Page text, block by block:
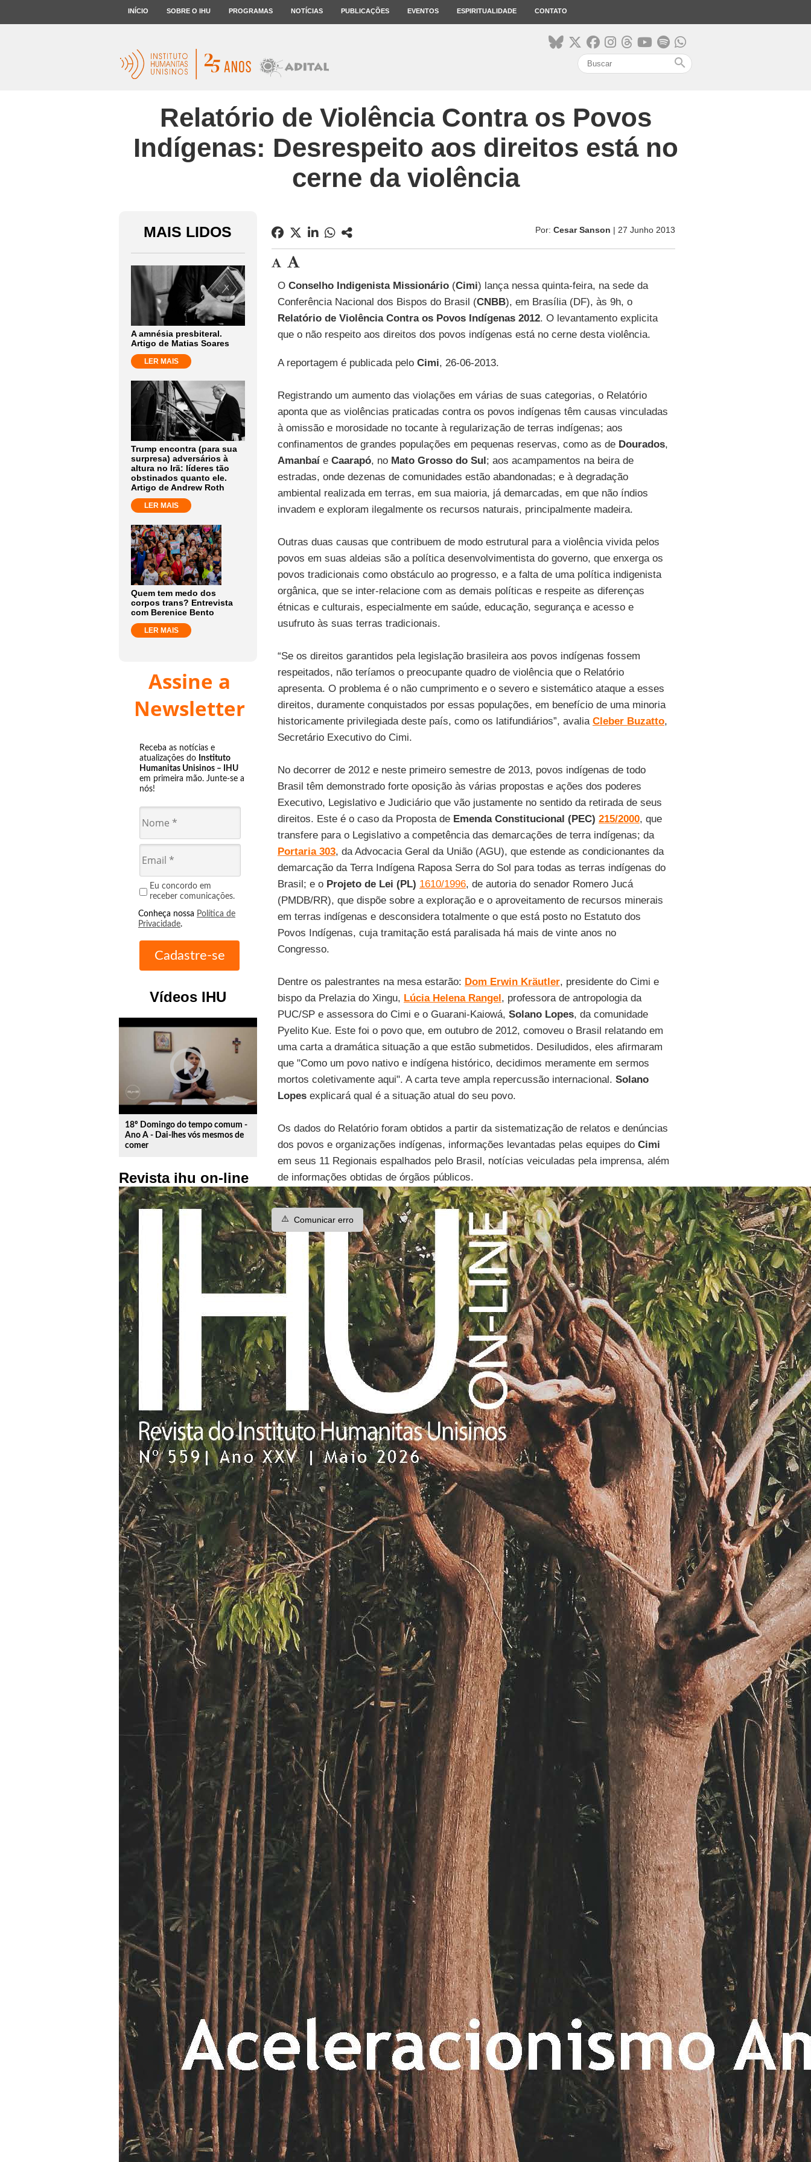
INÍCIO SOBRE O IHU PROGRAMAS NOTÍCIAS PUBLICAÇÕES EVENTOS ESPIRITUALIDADE CONTATO
search
Relatório de Violência Contra os Povos
Indígenas: Desrespeito aos direitos está no
cerne da violência
MAIS LIDOS
A amnésia presbiteral.
Artigo de Matias Soares
LER MAIS
Trump encontra (para sua
surpresa) adversários à
altura no Irã: líderes tão
obstinados quanto ele.
Artigo de Andrew Roth
LER MAIS
Quem tem medo dos
corpos trans? Entrevista
com Berenice Bento
LER MAIS
Assine a
Newsletter
Receba as notícias e
atualizações do Instituto
Humanitas Unisinos – IHU
em primeira mão. Junte-se a
nós!
Eu concordo em
receber comunicações.
Conheça nossa Política de
Privacidade.
Vídeos IHU
play_circle_outline
18º Domingo do tempo comum -
Ano A - Dai-lhes vós mesmos de
comer
Revista ihu on-line
Por: Cesar Sanson | 27 Junho 2013
O Conselho Indigenista Missionário(Cimi) lança nessa quinta-feira, na sede da
Conferência Nacional dos Bispos do Brasil (CNBB), em Brasília (DF), às 9h, o
Relatório de Violência Contra os Povos Indígenas 2012. O levantamento explicita
que o não respeito aos direitos dos povos indígenas está no cerne desta violência.
A reportagem é publicada pelo Cimi, 26-06-2013.
Registrando um aumento das violações em várias de suas categorias, o Relatório
aponta que as violências praticadas contra os povos indígenas têm causas vinculadas
à omissão e morosidade no tocante à regularização de terras indígenas; aos
confinamentos de grandes populações em pequenas reservas, como as de Dourados,
Amanbaíe Caarapó, no Mato Grosso do Sul; aos acampamentos na beira de
estradas, onde dezenas de comunidades estão abandonadas; e à degradação
ambiental realizada em terras, em sua maioria, já demarcadas, em que não índios
invadem e exploram ilegalmente os recursos naturais, principalmente madeira.
Outras duas causas que contribuem de modo estrutural para a violência vivida pelos
povos em suas aldeias são a política desenvolvimentista do governo, que enxerga os
povos tradicionais como obstáculo ao progresso, e a falta de uma política indigenista
orgânica, que se inter-relacione com as demais políticas e respeite as diferenças
étnicas e culturais, especialmente em saúde, educação, segurança e acesso e
usufruto às suas terras tradicionais.
“Se os direitos garantidos pela legislação brasileira aos povos indígenas fossem
respeitados, não teríamos o preocupante quadro de violência que o Relatório
apresenta. O problema é o não cumprimento e o severo e sistemático ataque a esses
direitos, duramente conquistados por essas populações, em benefício de uma minoria
historicamente privilegiada deste país, como os latifundiários”, avalia Cleber Buzatto,
Secretário Executivo do Cimi.
No decorrer de 2012 e neste primeiro semestre de 2013, povos indígenas de todo
Brasil têm demonstrado forte oposição às várias propostas e ações dos poderes
Executivo, Legislativo e Judiciário que vão justamente no sentido da retirada de seus
direitos. Este é o caso da Proposta de Emenda Constitucional (PEC) 215/2000, que
transfere para o Legislativo a competência das demarcações de terra indígenas; da
Portaria 303, da Advocacia Geral da União (AGU), que estende as condicionantes da
demarcação da Terra Indígena Raposa Serra do Sol para todas as terras indígenas do
Brasil; e o Projeto de Lei (PL) 1610/1996, de autoria do senador Romero Jucá
(PMDB/RR), que dispõe sobre a exploração e o aproveitamento de recursos minerais
em terras indígenas e desconsidera totalmente o que está posto no Estatuto dos
Povos Indígenas, cuja tramitação está paralisada há mais de vinte anos no
Congresso.
Dentre os palestrantes na mesa estarão: Dom Erwin Kräutler, presidente do Cimi e
bispo da Prelazia do Xingu, Lúcia Helena Rangel, professora de antropologia da
PUC/SP e assessora do Cimi e o Guarani-Kaiowá, Solano Lopes, da comunidade
Pyelito Kue. Este foi o povo que, em outubro de 2012, comoveu o Brasil relatando em
uma carta a dramática situação a que estão submetidos. Desiludidos, eles afirmaram
que "Como um povo nativo e indígena histórico, decidimos meramente em sermos
mortos coletivamente aqui". A carta teve ampla repercussão internacional. Solano
Lopesexplicará qual é a situação atual do seu povo.
Os dados do Relatório foram obtidos a partir da sistematização de relatos e denúncias
dos povos e organizações indígenas, informações levantadas pelas equipes do Cimi
em seus 11 Regionais espalhados pelo Brasil, notícias veiculadas pela imprensa, além
de informações obtidas de órgãos públicos.
⚠️ Comunicar erro